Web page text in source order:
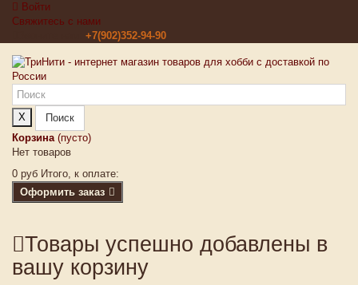
Войти
Свяжитесь с нами
+7(902)352-94-90
X
Поиск
Корзина (пусто)
Нет товаров
0 руб Итого, к оплате:
Оформить заказ
Товары успешно добавлены в
вашу корзину